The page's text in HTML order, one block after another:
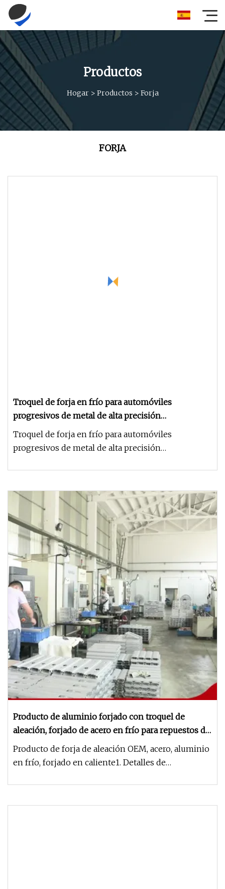
Productos
Hogar> Productos > Forja
FORJA
Troquel de forja en frío para automóviles
progresivos de metal de alta precisión
personalizado de fábrica industrial profesional de
Troquel de forja en frío para automóviles
progresivos de metal de alta precisión
Producto de aluminio forjado con troquel de
aleación, forjado de acero en frío para repuestos de
camiones
Producto de forja de aleación OEM, acero, aluminio
en frío, forjado en caliente1. Detalles de